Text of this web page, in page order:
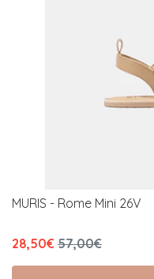
MURIS - Rome Mini 26V
28,50€ 57,00€